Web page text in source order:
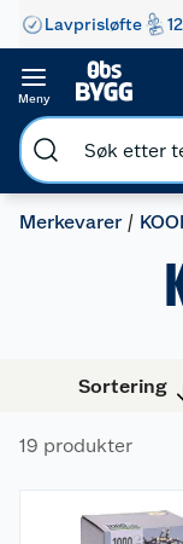
Lavprisløfte
Meny
Merkevarer
Sortering
19 produkter